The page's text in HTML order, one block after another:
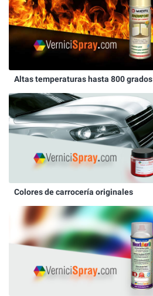
Altas temperaturas hasta 800 grados
Colores de carrocería originales